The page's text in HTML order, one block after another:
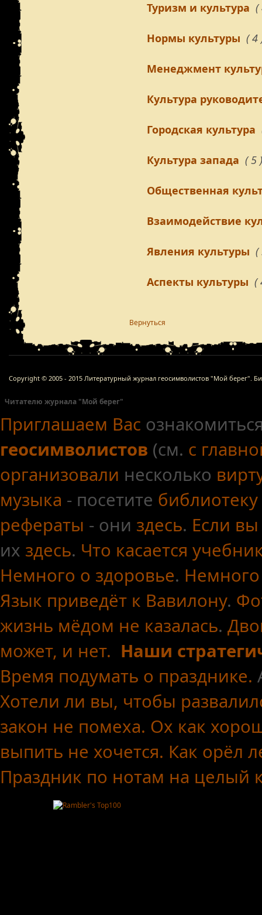
Туризм и культура (
Нормы культуры ( 4
Менеджмент
Культура
Городская культура
Культура запада ( 5 )
Общественная
Взаимодействие
Явления культуры (
Аспекты культуры (
Вернуться
Copyright © 2005 - 2015 Литературный журнал геосимволистов "Мой берег".
Читателю журнала "Мой берег"
Приглашаем Вас
геосимволистов (см. с
организовали несколько
музыка - посетите
рефераты - они здесь. Если
их здесь. Что касается
Немного о здоровье.
Язык приведёт к Вавилону.
жизнь мёдом не казалась.
может, и нет. Наши
Время подумать о празднике.
Хотели ли вы, чтобы
закон не помеха. Ох как
выпить не хочется. Как орёл
Праздник по нотам на целый